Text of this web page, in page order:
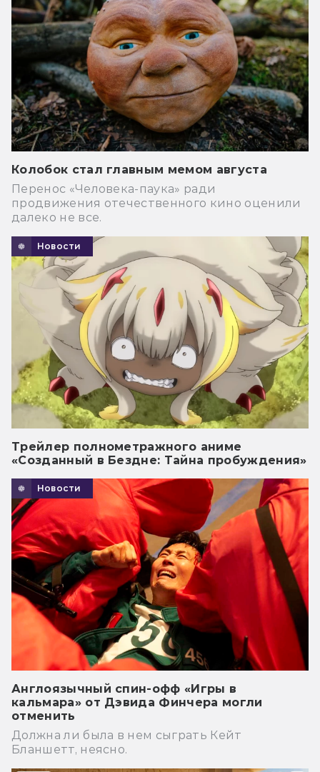
Колобок стал главным мемом августа
Перенос «Человека-паука» ради
продвижения отечественного кино оценили
далеко не все.
Новости
Трейлер полнометражного аниме
«Созданный в Бездне: Тайна пробуждения»
Новости
Англоязычный спин-офф «Игры в
кальмара» от Дэвида Финчера могли
отменить
Должна ли была в нем сыграть Кейт
Бланшетт, неясно.